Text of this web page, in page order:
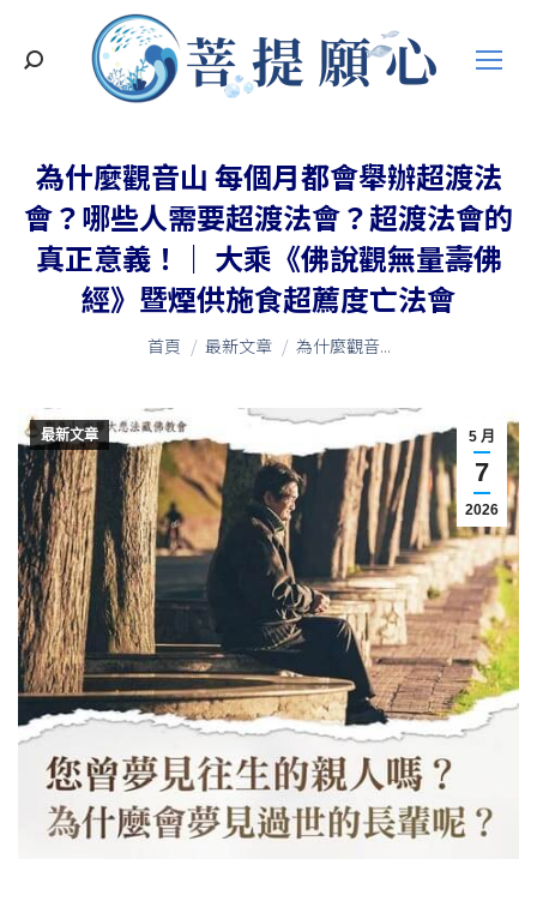
搜
為什麼觀音山 每個月都會舉辦超渡法
會？哪些人需要超渡法會？超渡法會的
真正意義！｜ 大乘《佛說觀無量壽佛
經》暨煙供施食超薦度亡法會
您在這裡：
首頁 最新文章 為什麼觀音...
5 月
7
2026
最新文章